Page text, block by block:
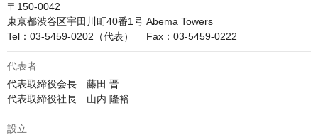
〒150-0042
東京都渋谷区宇田川町40番1号 Abema Towers
Tel：03-5459-0202（代表）　 Fax：03-5459-0222
代表者
代表取締役会長　藤田 晋
代表取締役社長　山内 隆裕
設立